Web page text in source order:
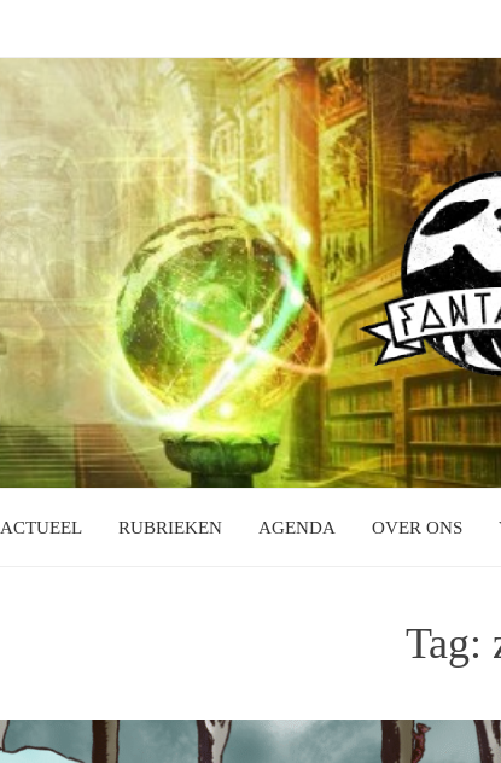
ACTUEEL RUBRIEKEN AGENDA OVER ONS
Tag: